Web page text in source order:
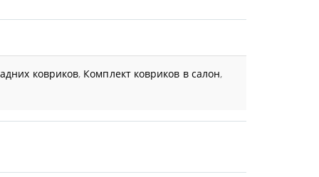
ковриков, Комплект ковриков в салон,